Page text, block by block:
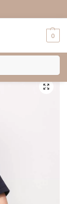
0